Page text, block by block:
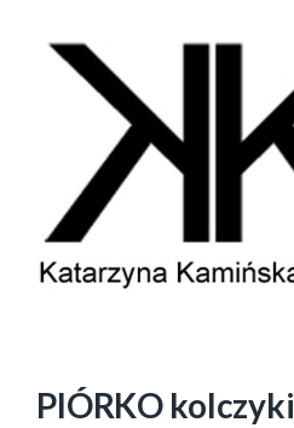
PIÓRKO kolczyki